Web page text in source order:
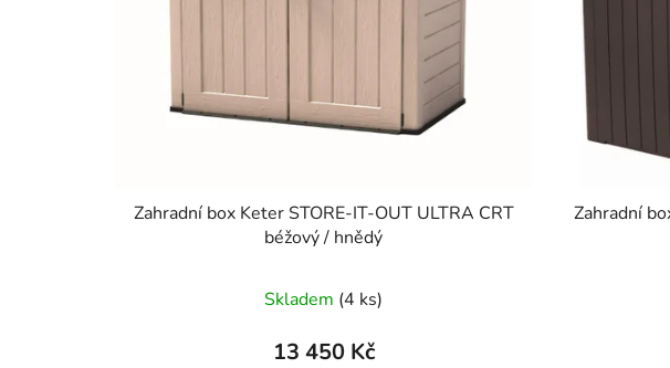
Zahradní box Keter STORE-IT-OUT ULTRA CRT
béžový / hnědý
Skladem (4 ks)
13 450 Kč
Zahradní